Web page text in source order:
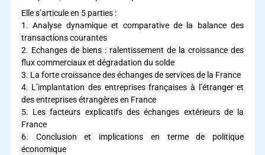
Elle s’articule en 5 parties :
1. Analyse dynamique et comparative de la balance des
transactions courantes
2. Echanges de biens : ralentissement de la croissance des
flux commerciaux et dégradation du solde
3. La forte croissance des échanges de services de la France
4. L’implantation des entreprises françaises à l’étranger et
des entreprises étrangères en France
5. Les facteurs explicatifs des échanges extérieurs de la
France
6. Conclusion et implications en terme de politique
économique